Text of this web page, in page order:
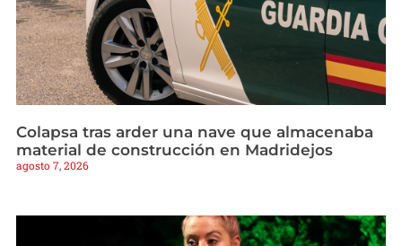
Colapsa tras arder una nave que almacenaba
material de construcción en Madridejos
agosto 7, 2026